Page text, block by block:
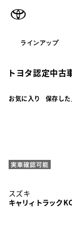
ラインアップ
トヨタ認定中古
お気に入り 保存した
スズキ
キャリィトラック